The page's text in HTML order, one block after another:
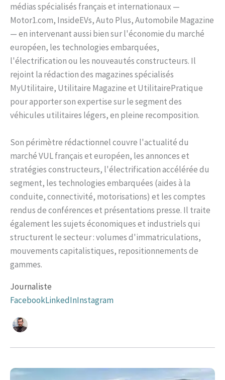
médias spécialisés français et internationaux —
Motor1.com, InsideEVs, Auto Plus, Automobile Magazine
— en intervenant aussi bien sur l'économie du marché
européen, les technologies embarquées,
l'électrification ou les nouveautés constructeurs. Il
rejoint la rédaction des magazines spécialisés
MyUtilitaire, Utilitaire Magazine et UtilitairePratique
pour apporter son expertise sur le segment des
véhicules utilitaires légers, en pleine recomposition.
Son périmètre rédactionnel couvre l'actualité du
marché VUL français et européen, les annonces et
stratégies constructeurs, l'électrification accélérée du
segment, les technologies embarquées (aides à la
conduite, connectivité, motorisations) et les comptes
rendus de conférences et présentations presse. Il traite
également les sujets économiques et industriels qui
structurent le secteur : volumes d'immatriculations,
mouvements capitalistiques, repositionnements de
gammes.
Journaliste
FacebookLinkedInInstagram